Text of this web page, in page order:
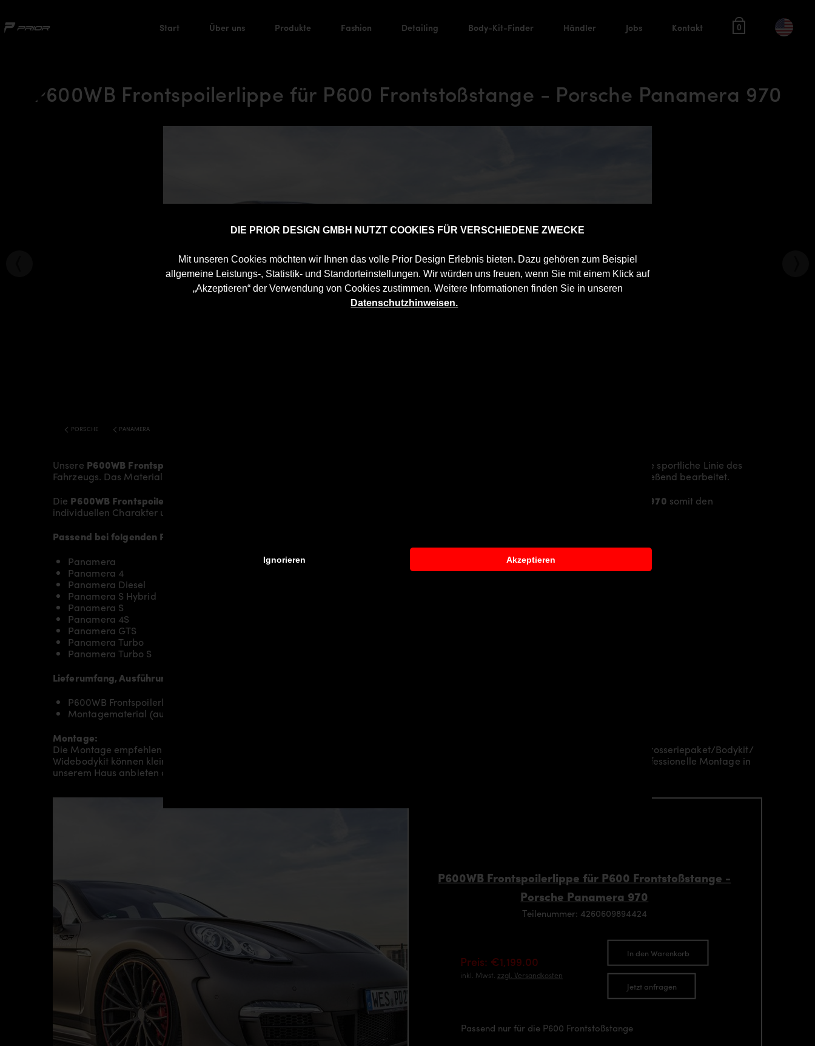
DIE PRIOR DESIGN GMBH NUTZT COOKIES FÜR VERSCHIEDENE ZWECKE
Mit unseren Cookies möchten wir Ihnen das volle Prior Design Erlebnis bieten. Dazu gehören zum Beispiel
allgemeine Leistungs-, Statistik- und Standorteinstellungen. Wir würden uns freuen, wenn Sie mit einem Klick auf
„Akzeptieren“ der Verwendung von Cookies zustimmen. Weitere Informationen finden Sie in unseren
Datenschutzhinweisen.
Ignorieren Akzeptieren
Start Über uns Produkte Fashion Detailing Body-Kit-Finder Händler Jobs Kontakt 0
P600WB Frontspoilerlippe für P600 Frontstoßstange - Porsche Panamera 970
PORSCHE PANAMERA
Unsere P600WB Frontspoilerlippe für P600 Frontstoßstange
mehr Dynamik und akzentuiert die sportliche Linie des
Fahrzeugs. Das Material besteht aus einem
und wird aufwändig in Handarbeit laminiert und anschließend bearbeitet.
Die P600WB Frontspoilerlippe für Porsche Panamera 970 Porsche Panamera 970 somit den
individuellen Charakter und einen gewissen Hauch von Rennsport-Flair.
Passend bei folgenden Porsche Panamera 970 Modellen:
Panamera
Panamera 4
Panamera Diesel
Panamera S Hybrid
Panamera S
Panamera 4S
Panamera GTS
Panamera Turbo
Panamera Turbo S
Lieferumfang, Ausführung:
P600WB Frontspoilerlippe passend ausschließlich für P600 Frontstoßstange
Montagematerial (auf spezielle Anfrage)
Montage:
Die Montage empfehlen wir grundsätzlich durch entsprechendes Fachpersonal durchführen zu lassen. Je nach Aerodynamikpaket/
Karosseriepaket/Bodykit/
Widebodykit können kleine bis hin zu sehr umfangreichen Montagearbeiten anfallen. Gerne können wir Ihnen je nach Region eine professionelle Montage in
unserem Haus anbieten oder Sie an einen unserer Vertriebs- und Montagepartner vermitteln.
P600WB Frontspoilerlippe für P600 Frontstoßstange -
Porsche Panamera 970
Teilenummer: 4260609894424
Preis: €1,199.00
inkl. Mwst. zzgl. Versandkosten
In den Warenkorb
Jetzt anfragen
Passend nur für die P600 Frontstoßstange